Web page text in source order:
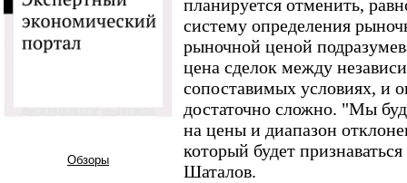
Обзоры
планируется отменить,
систему определения
рыночной ценой
цена сделок между
сопоставимых условиях, и
достаточно сложно. "Мы
на цены и диапазон
который будет
Шаталов.